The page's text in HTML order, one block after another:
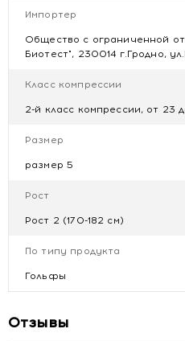
недостаточность.
Облитерирующие
давлении на задней
менее 80 мм.рт.ст.
без использования
Рекомендовано аккуратное
выкручивания и сушка в
Не гладить.
Состав: Полиамид - 70%,
Импортер
Общество с ограниченной
Биотест", 230014 г.Гродно,
Класс компрессии
2-й класс компрессии, от 23
Размер
размер 5
Рост
Рост 2 (170-182 см)
По типу продукта
Гольфы
Отзывы